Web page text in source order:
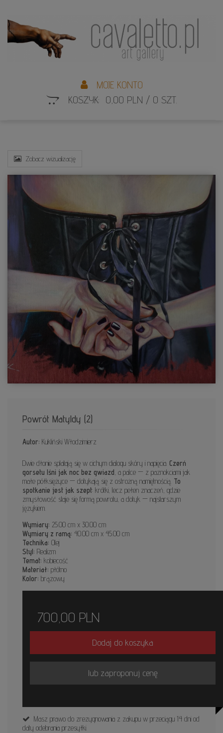
MOJE KONTO
KOSZYK: 0,00 PLN / 0 SZT.
Zobacz wizualizację
Powrót Matyldy (2)
Autor: Kukliński Włodzimierz
Dwie dłonie splatają się w cichym dialogu skóry i napięcia. Czerń
gorsetu lśni jak noc bez gwiazd , a palce — z paznokciami jak
małe półksiężyce — dotykają się z ostrożną namiętnością. To
spotkanie jest jak szept : krótki, lecz pełen znaczeń, gdzie
zmysłowość staje się formą powrotu, a dotyk — najstarszym
językiem.
Wymiary: 25.00 cm x 30.00 cm
Wymiary z ramą: 40.00 cm x 45.00 cm
Technika: Olej
Styl: Realizm
Temat: kobiecość
Materiał: płótno
Kolor: brązowy
700,00 PLN
Dodaj do koszyka
lub zaproponuj cenę
Masz prawo do zrezygnowania z zakupu w przeciągu 14 dni od
daty odebrania przesyłki.